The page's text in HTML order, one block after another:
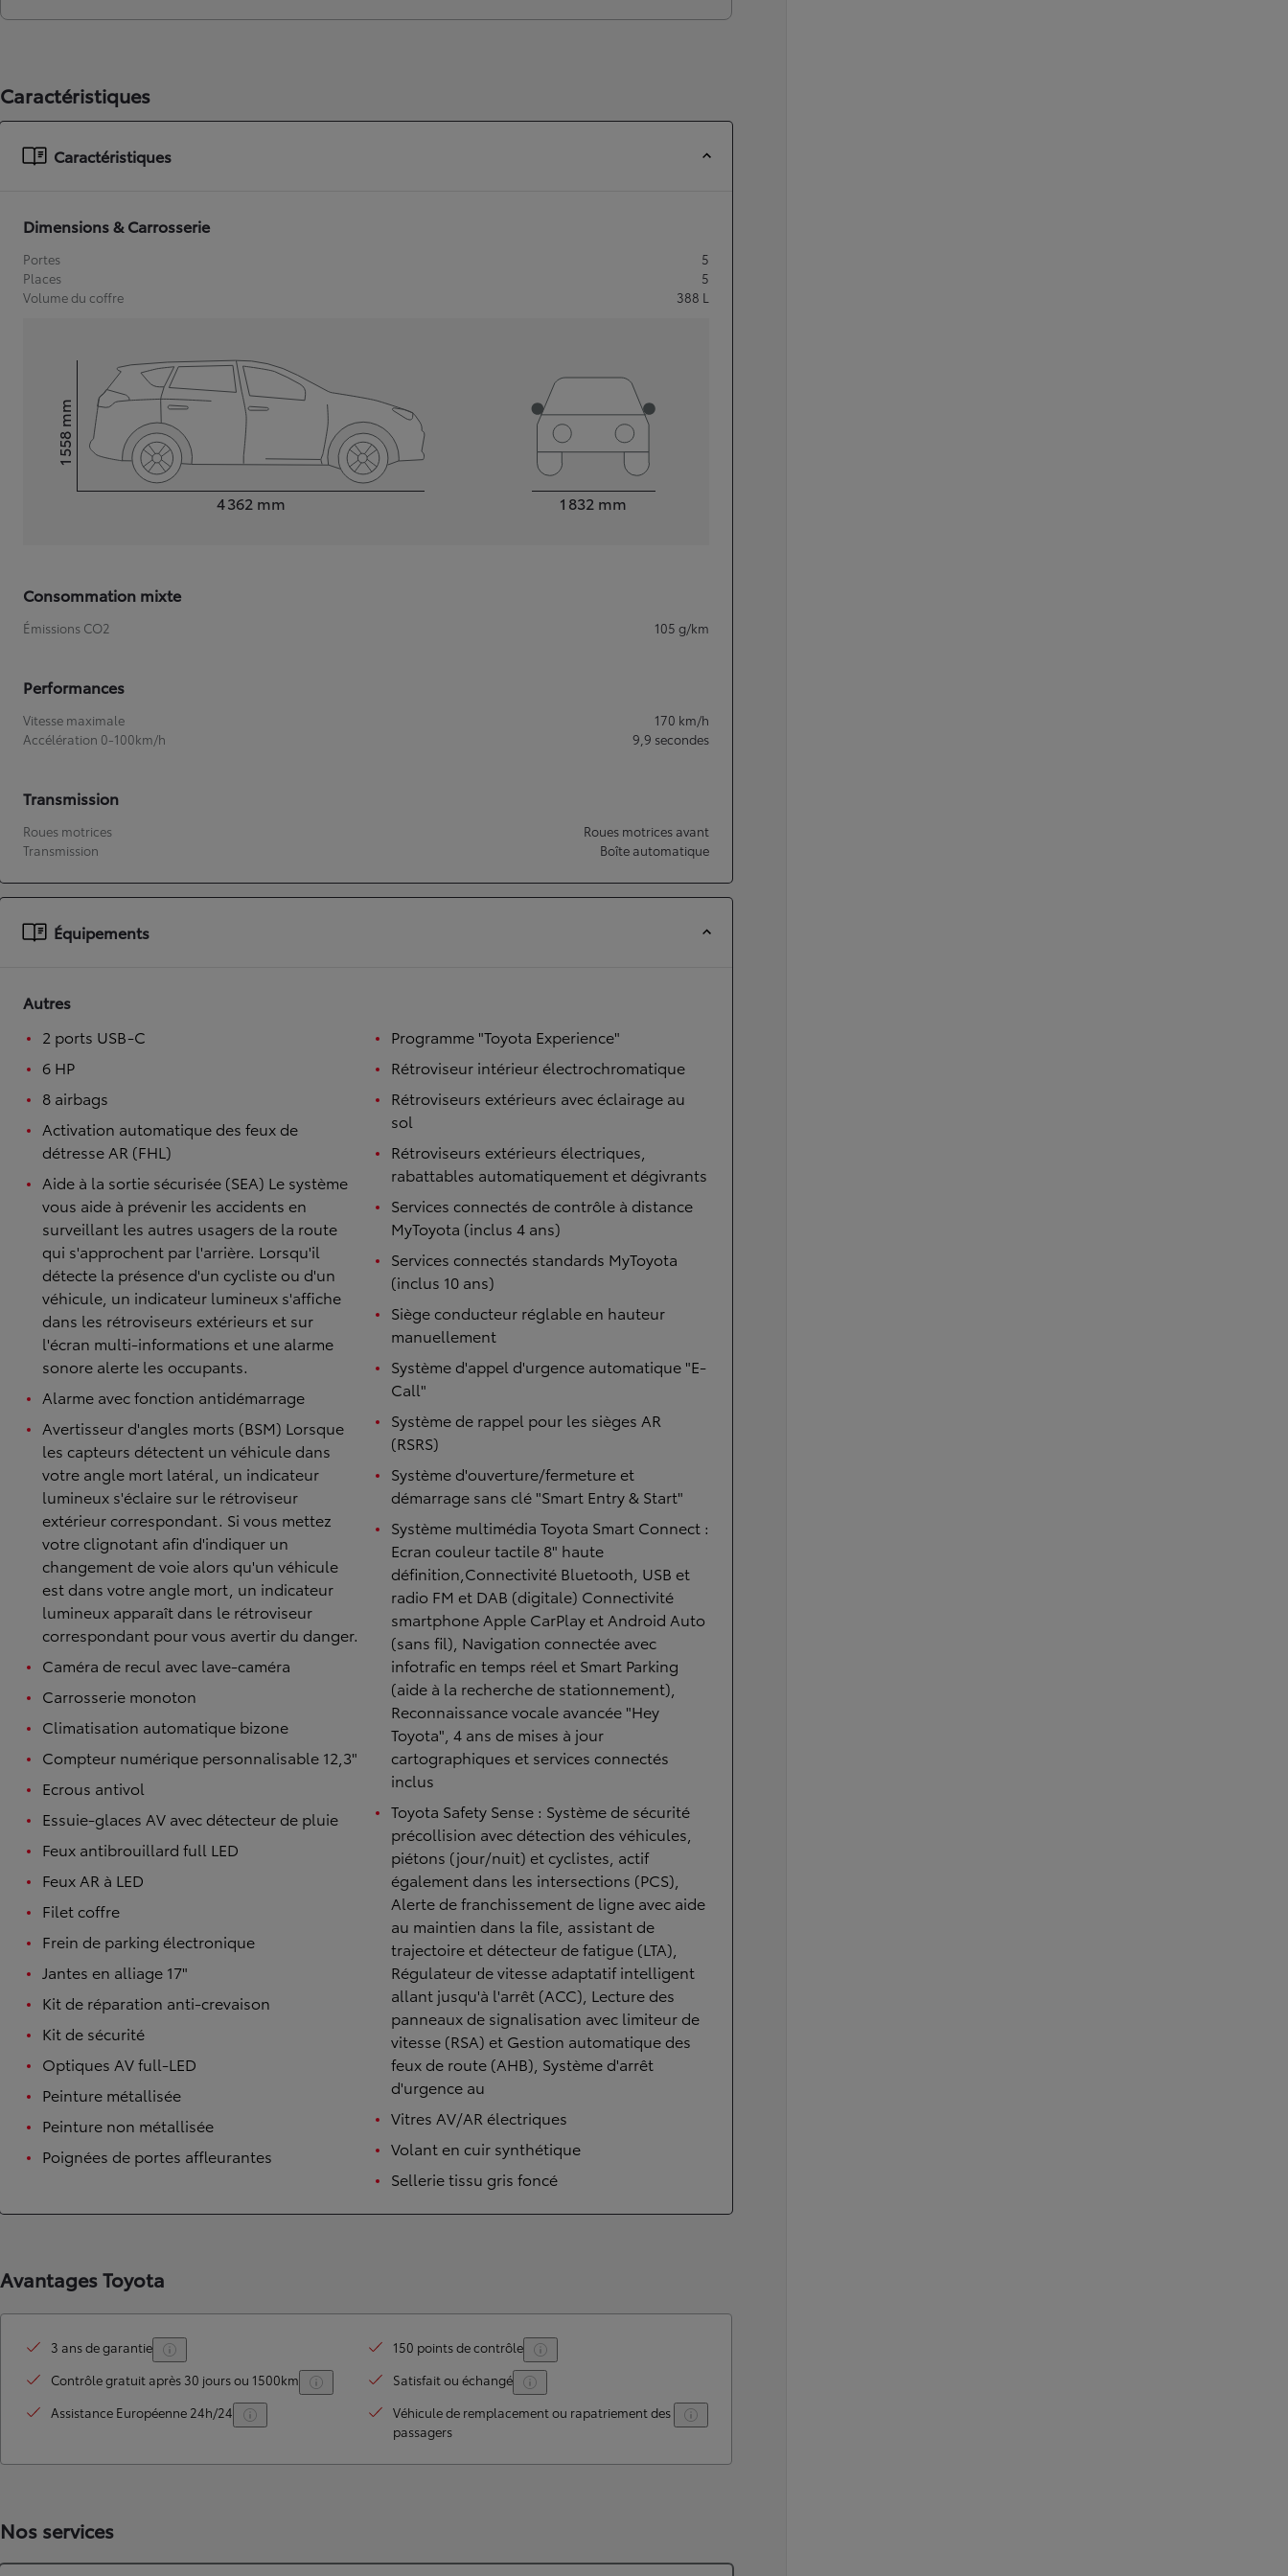
À partir de 19 700 €
HYBRIDE
Disponible prochainement
TOYOTA C-HR
HYBRIDE OU HYBRIDE RECHARGEABLE
Disponible rapidement
Caractéristiques
Caractéristiques
Dimensions & Carrosserie
Portes
5
Places
5
Volume du coffre
388 L
4 362 mm
Hauteur1 558
mm
1 832 mm
Consommation mixte
Émissions CO2 105 g/km
Performances
Vitesse maximale 170 km/h
Accélération 0-100km/h
9,9 secondes
Transmission
Roues motrices
Roues motrices avant
Transmission
Boîte automatique
Équipements
Autres
2 ports USB-C
6 HP
8 airbags
Activation automatique des feux de
détresse AR (FHL)
Aide à la sortie sécurisée (SEA) Le système
vous aide à prévenir les accidents en
surveillant les autres usagers de la route
qui s'approchent par l'arrière. Lorsqu'il
détecte la présence d'un cycliste ou d'un
véhicule, un indicateur lumineux s'affiche
dans les rétroviseurs extérieurs et sur
l'écran multi-informations et une alarme
sonore alerte les occupants.
Alarme avec fonction antidémarrage
Avertisseur d'angles morts (BSM) Lorsque
les capteurs détectent un véhicule dans
votre angle mort latéral, un indicateur
lumineux s'éclaire sur le rétroviseur
extérieur correspondant. Si vous mettez
votre clignotant afin d'indiquer un
changement de voie alors qu'un véhicule
est dans votre angle mort, un indicateur
lumineux apparaît dans le rétroviseur
correspondant pour vous avertir du danger.
Caméra de recul avec lave-caméra
Carrosserie monoton
Climatisation automatique bizone
Compteur numérique personnalisable 12,3"
Ecrous antivol
Essuie-glaces AV avec détecteur de pluie
Feux antibrouillard full LED
Feux AR à LED
Filet coffre
Frein de parking électronique
Jantes en alliage 17"
Kit de réparation anti-crevaison
Kit de sécurité
Optiques AV full-LED
Peinture métallisée
Peinture non métallisée
Poignées de portes affleurantes
Programme "Toyota Experience"
Rétroviseur intérieur électrochromatique
Rétroviseurs extérieurs avec éclairage au
sol
Rétroviseurs extérieurs électriques,
rabattables automatiquement et dégivrants
Services connectés de contrôle à distance
MyToyota (inclus 4 ans)
Services connectés standards MyToyota
(inclus 10 ans)
Siège conducteur réglable en hauteur
manuellement
Système d'appel d'urgence automatique "E-
Call"
Système de rappel pour les sièges AR
(RSRS)
Système d'ouverture/fermeture et
démarrage sans clé "Smart Entry & Start"
Système multimédia Toyota Smart Connect :
Ecran couleur tactile 8" haute
définition,Connectivité Bluetooth, USB et
radio FM et DAB (digitale) Connectivité
smartphone Apple CarPlay et Android Auto
(sans fil), Navigation connectée avec
infotrafic en temps réel et Smart Parking
(aide à la recherche de stationnement),
Reconnaissance vocale avancée "Hey
Toyota", 4 ans de mises à jour
cartographiques et services connectés
inclus
Toyota Safety Sense : Système de sécurité
précollision avec détection des véhicules,
piétons (jour/nuit) et cyclistes, actif
également dans les intersections (PCS),
Alerte de franchissement de ligne avec aide
au maintien dans la file, assistant de
trajectoire et détecteur de fatigue (LTA),
Régulateur de vitesse adaptatif intelligent
allant jusqu'à l'arrêt (ACC), Lecture des
panneaux de signalisation avec limiteur de
vitesse (RSA) et Gestion automatique des
feux de route (AHB), Système d'arrêt
d'urgence au
Vitres AV/AR électriques
Volant en cuir synthétique
Sellerie tissu gris foncé
Avantages Toyota
3 ans de garantie
150 points de contrôle
Contrôle gratuit après 30 jours ou 1500km
Satisfait ou échangé
Assistance Européenne 24h/24
Véhicule de remplacement ou rapatriement des
passagers
Nos services